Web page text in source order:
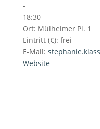
-
18:30
Ort: Mülheimer Pl. 1
Eintritt (€): frei
E-Mail:
Website